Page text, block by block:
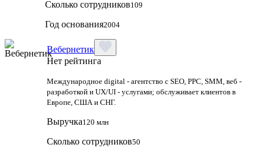
Сколько сотрудников109
Год основания2004
Вебернетик
Нет рейтинга
Международное digital - агентство с SEO, PPC, SMM, веб -
разработкой и UX/UI - услугами; обслуживает клиентов в
Европе, США и СНГ.
Выручка120 млн
Сколько сотрудников50